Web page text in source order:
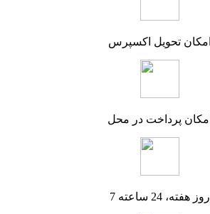
امکان تحویل اکسپرس
امکان پرداخت در محل
7 روز هفته، 24 ساعته